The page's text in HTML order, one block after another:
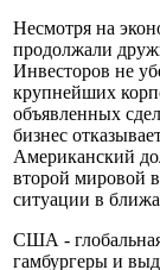
Несмотря на
продолжали
Инвесторов не
крупнейших
объявленных
бизнес
Американский
второй мировой
ситуации в
США -
гамбургеры и